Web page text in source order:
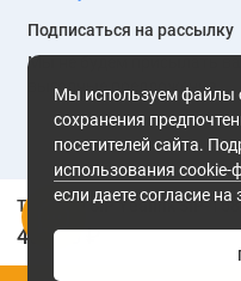
Телефон SIP Yealink SIP-
45 940 ₽
Мы используем файлы
сохранения
посетителей сайта.
использования cookie-
если даете согласие на
Подписаться на рассылку
Мы не будем присылать
выгодные предложения
обработку персональных